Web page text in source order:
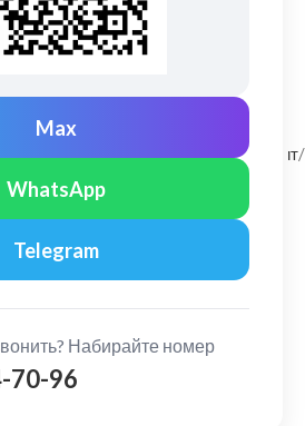
Max
WhatsApp
Telegram
Набирайте номер
70-96
Металлический сайдинг и софит
перфорации Rooftop